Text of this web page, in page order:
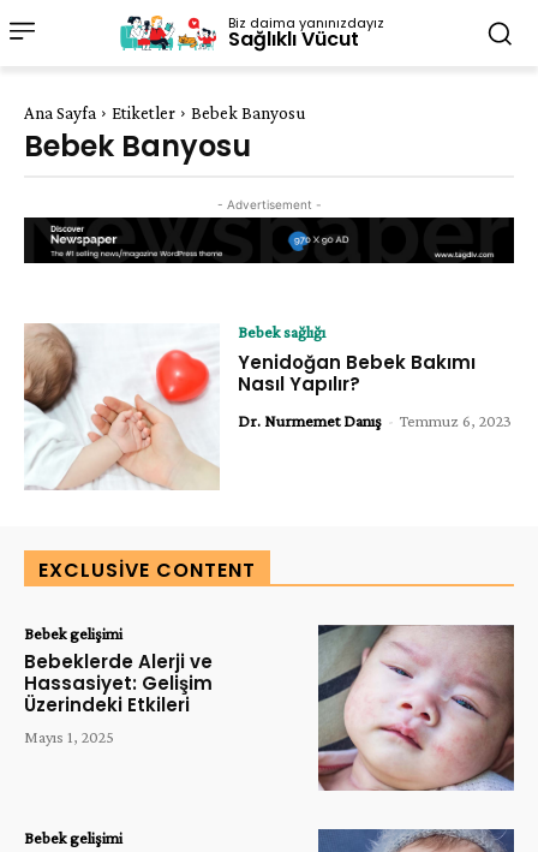
Biz daima yanınızdayız
Sağlıklı Vücut
Ana Sayfa Etiketler Bebek Banyosu
Bebek Banyosu
- Advertisement -
Bebek sağlığı
Yenidoğan Bebek Bakımı
Nasıl Yapılır?
Dr. Nurmemet Danış - Temmuz 6, 2023
EXCLUSIVE CONTENT
Bebek gelişimi
Bebeklerde Alerji ve
Hassasiyet: Gelişim
Üzerindeki Etkileri
Mayıs 1, 2025
Bebek gelişimi